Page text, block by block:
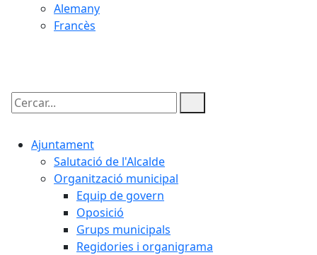
Alemany
Francès
Cercar:
Ajuntament
Salutació de l'Alcalde
Organització municipal
Equip de govern
Oposició
Grups municipals
Regidories i organigrama